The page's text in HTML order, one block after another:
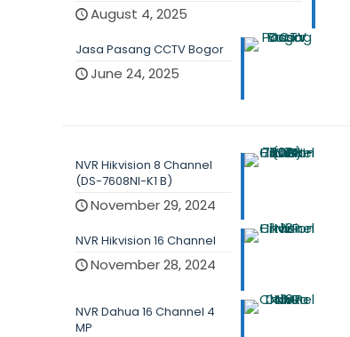
August 4, 2025
Jasa Pasang CCTV Bogor
June 24, 2025
NVR Hikvision 8 Channel
(DS-7608NI-K1 B)
November 29, 2024
NVR Hikvision 16 Channel
November 28, 2024
NVR Dahua 16 Channel 4
MP